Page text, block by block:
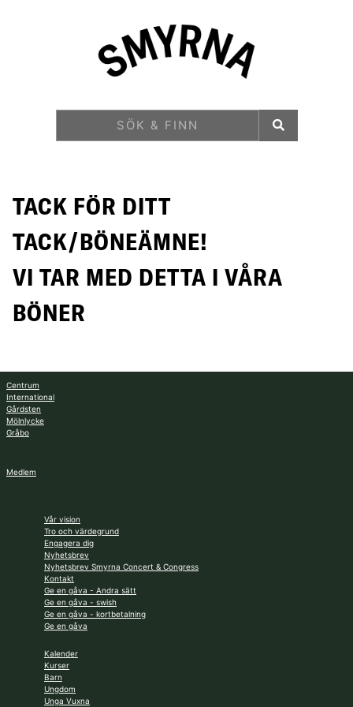
TACK FÖR DITT
TACK/BÖNEÄMNE!
VI TAR MED DETTA I VÅRA
BÖNER
Centrum
International
Gårdsten
Mölnlycke
Gråbo
Medlem
Vår vision
Tro och värdegrund
Engagera dig
Nyhetsbrev
Nyhetsbrev Smyrna Concert & Congress
Kontakt
Ge en gåva - Andra sätt
Ge en gåva - swish
Ge en gåva - kortbetalning
Ge en gåva
Kalender
Kurser
Barn
Ungdom
Unga Vuxna